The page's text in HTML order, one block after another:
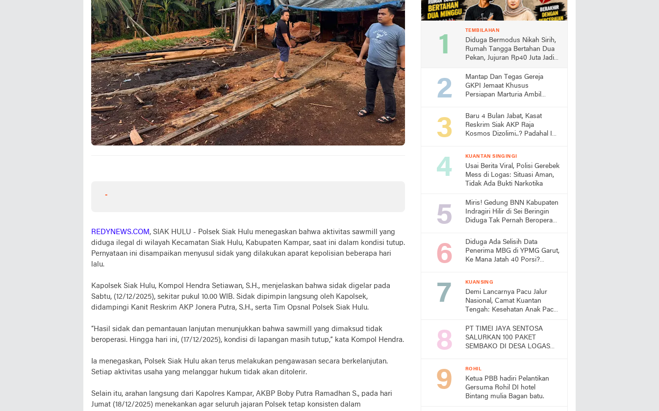
-
REDYNEWS.COM, SIAK HULU - Polsek Siak Hulu menegaskan bahwa aktivitas sawmill yang
diduga ilegal di wilayah Kecamatan Siak Hulu, Kabupaten Kampar, saat ini dalam kondisi tutup.
Pernyataan ini disampaikan menyusul sidak yang dilakukan aparat kepolisian beberapa hari
lalu.
Kapolsek Siak Hulu, Kompol Hendra Setiawan, S.H., menjelaskan bahwa sidak digelar pada
Sabtu, (12/12/2025), sekitar pukul 10.00 WIB. Sidak dipimpin langsung oleh Kapolsek,
didampingi Kanit Reskrim AKP Jonera Putra, S.H., serta Tim Opsnal Polsek Siak Hulu.
“Hasil sidak dan pemantauan lanjutan menunjukkan bahwa sawmill yang dimaksud tidak
beroperasi. Hingga hari ini, (17/12/2025), kondisi di lapangan masih tutup,” kata Kompol Hendra.
Ia menegaskan, Polsek Siak Hulu akan terus melakukan pengawasan secara berkelanjutan.
Setiap aktivitas usaha yang melanggar hukum tidak akan ditolerir.
Selain itu, arahan langsung dari Kapolres Kampar, AKBP Boby Putra Ramadhan S., pada hari
Jumat (18/12/2025) menekankan agar seluruh jajaran Polsek tetap konsisten dalam
TEMBILAHAN
Diduga Bermodus Nikah Sirih,
Rumah Tangga Bertahan Dua
Pekan, Jujuran Rp40 Juta Jadi
Mantap Dan Tegas Gereja
GKPI Jemaat Khusus
Persiapan Marturia Ambil
Pertama lebih Awal
Baru 4 Bulan Jabat, Kasat
Reskrim Siak AKP Raja
Kosmos Dizolimi..? Padahal Ini
KUANTAN SINGINGI
Usai Berita Viral, Polisi Gerebek
Mess di Logas: Situasi Aman,
Tidak Ada Bukti Narkotika
Miris! Gedung BNN Kabupaten
Indragiri Hilir di Sei Beringin
Diduga Tak Pernah Beroperasi,
Pemanfaatan Aset Negara
Diduga Ada Selisih Data
Penerima MBG di YPMG Garut,
Ke Mana Jatah 40 Porsi?
KUANSING
Demi Lancarnya Pacu Jalur
Nasional, Camat Kuantan
Tengah: Kesehatan Anak Pacu
PT TIMEI JAYA SENTOSA
SALURKAN 100 PAKET
SEMBAKO DI DESA LOGAS
ROHIL
Ketua PBB hadiri Pelantikan
Gersuma Rohil DI hotel
Bintang mulia Bagan batu.